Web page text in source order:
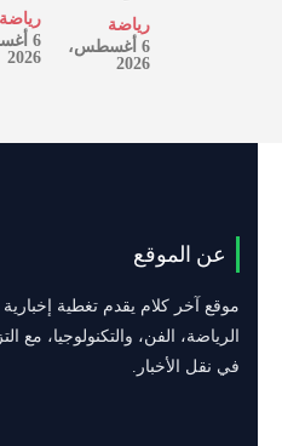
رياضة
6 أغسطس،
2026
رياضة
6
2026
عن الموقع
موقع آخر كلام يقدم تغطية
الرياضة، الفن، والتكنولوجيا، مع
في نقل الأخبار.